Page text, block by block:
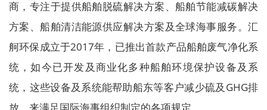
商，专注于提供船舶脱硫解决方案、船舶节能减碳解决
方案、船舶清洁能源供应解决方案及全球海事服务。汇
舸环保成立于2017年，已推出首款产品船舶废气净化系
统，如今已开发及商业化多种船舶环境保护设备及系
统，这些设备及系统能帮助船东等客户减少硫及GHG排